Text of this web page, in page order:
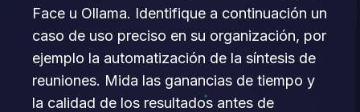
Face u Ollama. Identifique a continuación un
caso de uso preciso en su organización, por
ejemplo la automatización de la síntesis de
reuniones. Mida las ganancias de tiempo y
la calidad de los resultados antes de